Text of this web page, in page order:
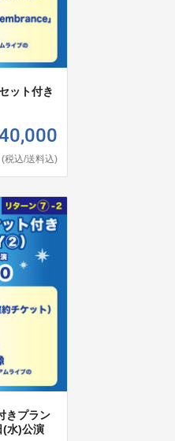
ット付き
(税込/送料込)
きプラン
水)公演